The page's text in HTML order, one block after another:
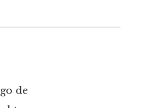
de